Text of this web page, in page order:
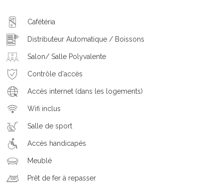
Cafétéria
Distributeur Automatique / Boissons
Salon/ Salle Polyvalente
Contrôle d'accès
Accès internet (dans les logements)
Wifi inclus
Salle de sport
Accès handicapés
Meublé
Prêt de fer à repasser